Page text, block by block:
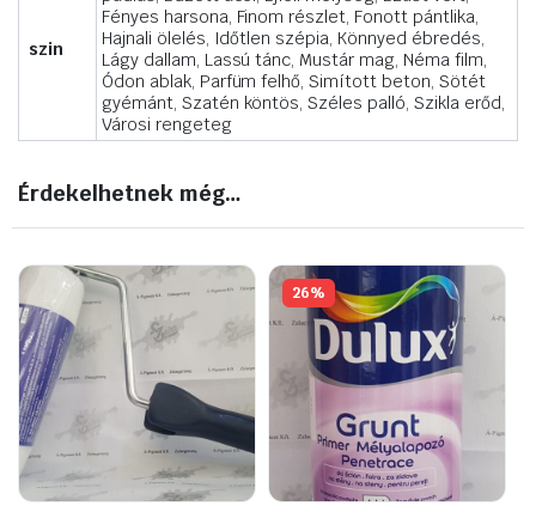
szin
Fényes harsona, Finom részlet, Fonott pántlika,
Hajnali ölelés, Időtlen szépia, Könnyed ébredés,
Lágy dallam, Lassú tánc, Mustár mag, Néma film,
Ódon ablak, Parfüm felhő, Simított beton, Sötét
gyémánt, Szatén köntös, Széles palló, Szikla erőd,
Városi rengeteg
Érdekelhetnek még…
26%